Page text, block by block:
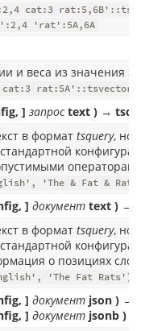
cat:3
'rat':5A,6A
и веса из значения
] запрос text ) →
в формат tsquery,
'The & Fat &
] документ text ) →
в формат tsquery,
о позициях
'The Fat
] документ json ) →
] документ jsonb )